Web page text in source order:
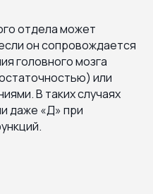
отдела может
он сопровождается
головного мозга
или
В таких случаях
даже «Д» при